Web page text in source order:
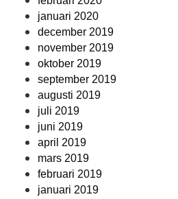
januari 2020
december 2019
november 2019
oktober 2019
september 2019
augusti 2019
juli 2019
juni 2019
april 2019
mars 2019
februari 2019
januari 2019